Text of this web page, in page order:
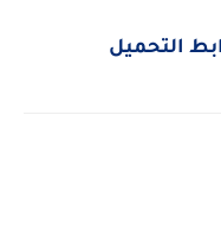
التحميل